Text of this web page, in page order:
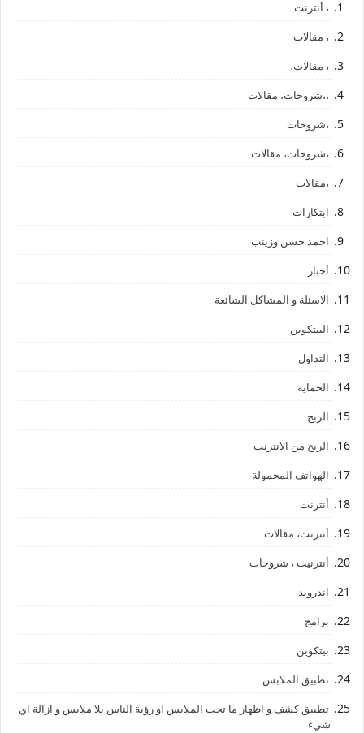
، أنترنت
، مقالات
، مقالات،
،،شروحات، مقالات
،شروحات
،شروحات، مقالات
،مقالات
ابتكارات
احمد حسن وزينب
أخبار
الاسئلة و المشاكل الشائعة
البيتكوين
التداول
الحماية
الربح
الربح من الانترنت
الهواتف المحمولة
أنترنت
أنترنت، مقالات
أنترنيت ، شروحات
اندرويد
برامج
بيتكوين
تطبيق الملابس
تطبيق كشف و اظهار ما تحت الملابس او رؤية الناس بلا ملابس و ازالة اي
شيء